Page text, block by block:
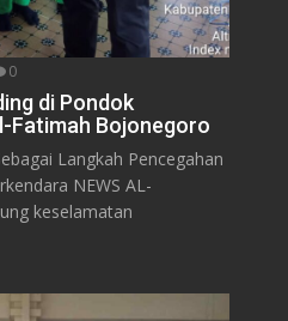
0
di Pondok
Fatimah Bojonegoro
Langkah Pencegahan
NEWS AL-
keselamatan